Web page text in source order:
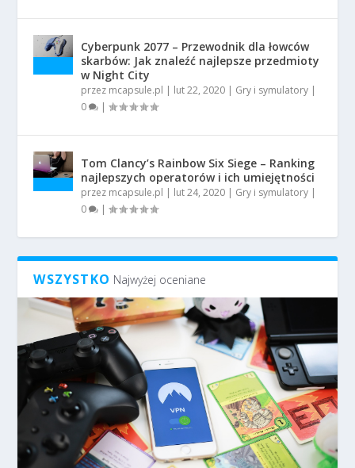
Cyberpunk 2077 – Przewodnik dla łowców
skarbów: Jak znaleźć najlepsze przedmioty
w Night City
przez mcapsule.pl | lut 22, 2020 | Gry i symulatory |
0
|
Tom Clancy’s Rainbow Six Siege – Ranking
najlepszych operatorów i ich umiejętności
przez mcapsule.pl | lut 24, 2020 | Gry i symulatory |
0
|
WSZYSTKO Najwyżej oceniane